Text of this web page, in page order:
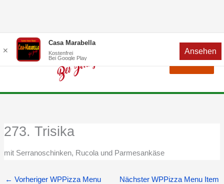
Inhalt
Menü
273. Trisika
mit Serranoschinken, Rucola und Parmesankäse
← Vorheriger WPPizza Menu
Nächster WPPizza Menu Item
✕
Casa Marabella
Kostenfrei
Bei Google Play
Ansehen